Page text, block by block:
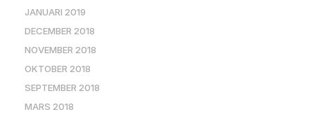
JANUARI 2019
DECEMBER 2018
NOVEMBER 2018
OKTOBER 2018
SEPTEMBER 2018
MARS 2018